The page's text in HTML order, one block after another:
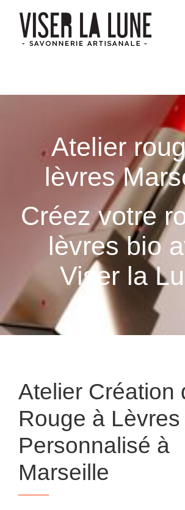
Passer
Atelier
lèvres
Créez votre
lèvres bio
Viser la
Atelier Création
Rouge à
Personnalisé à
Marseille